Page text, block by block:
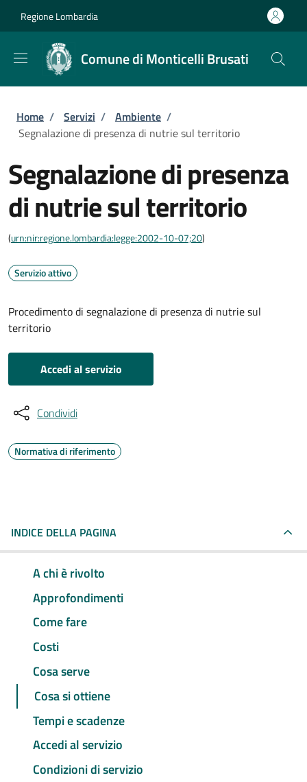
Regione Lombardia
Comune di Monticelli Brusati
Briciole di pane
Home / Servizi / Ambiente /
Segnalazione di presenza di nutrie sul territorio
Segnalazione di presenza
di nutrie sul territorio
(urn:nir:regione.lombardia:legge:2002-10-07;20)
Servizio attivo
Procedimento di segnalazione di presenza di nutrie sul
territorio
Accedi al servizio
Condividi
Normativa di riferimento
INDICE DELLA PAGINA
A chi è rivolto
Approfondimenti
Come fare
Costi
Cosa serve
Cosa si ottiene
Tempi e scadenze
Accedi al servizio
Condizioni di servizio